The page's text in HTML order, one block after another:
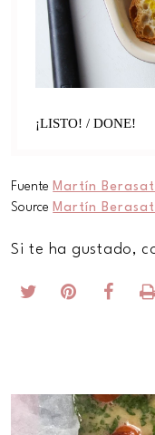
¡LISTO! / DONE!
Fuente Martín
Source Martín
Si te ha gustado,